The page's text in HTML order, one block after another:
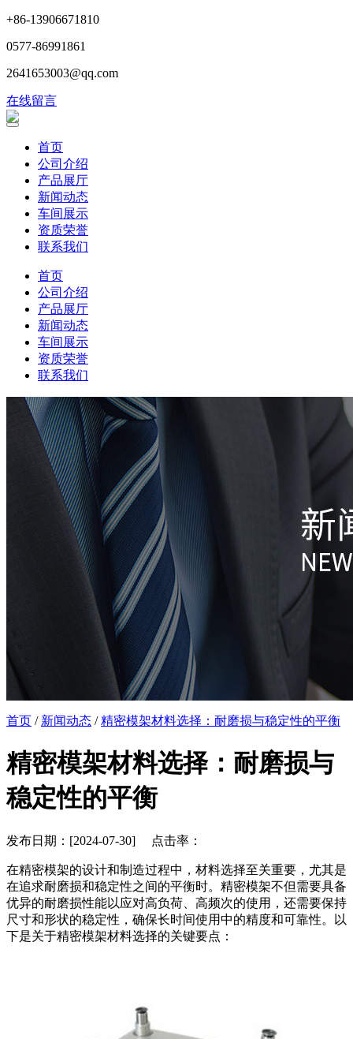
+86-13906671810
0577-86991861
2641653003@qq.com
在线留言
首页
公司介绍
产品展厅
新闻动态
车间展示
资质荣誉
联系我们
首页
公司介绍
产品展厅
新闻动态
车间展示
资质荣誉
联系我们
首页 / 新闻动态 /精密模架材料选择：耐磨损与稳定性的平衡
精密模架材料选择：耐磨损与
稳定性的平衡
发布日期：[2024-07-30] 点击率：
在精密模架的设计和制造过程中，材料选择至关重要，尤其是
在追求耐磨损和稳定性之间的平衡时。精密模架不但需要具备
优异的耐磨损性能以应对高负荷、高频次的使用，还需要保持
尺寸和形状的稳定性，确保长时间使用中的精度和可靠性。以
下是关于精密模架材料选择的关键要点：